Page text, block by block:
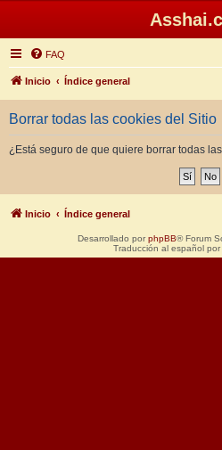
FAQ
Inicio Índice general
Borrar todas las cookies del Sitio
¿Está seguro de que quiere borrar todas
Inicio Índice general
Desarrollado por phpBB® Forum
Traducción al español por